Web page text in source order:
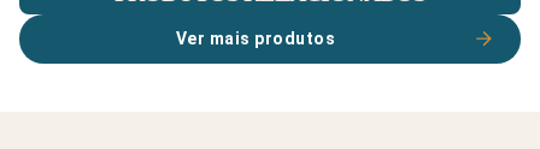
Ver mais produtos